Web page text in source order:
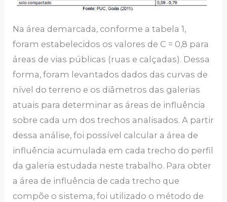
Na área demarcada, conforme a tabela 1,
foram estabelecidos os valores de C = 0,8 para
áreas de vias públicas (ruas e calçadas). Dessa
forma, foram levantados dados das curvas de
nível do terreno e os diâmetros das galerias
atuais para determinar as áreas de influência
sobre cada um dos trechos analisados. A partir
dessa análise, foi possível calcular a área de
influência acumulada em cada trecho do perfil
da galeria estudada neste trabalho. Para obter
a área de influência de cada trecho que
compõe o sistema, foi utilizado o método de